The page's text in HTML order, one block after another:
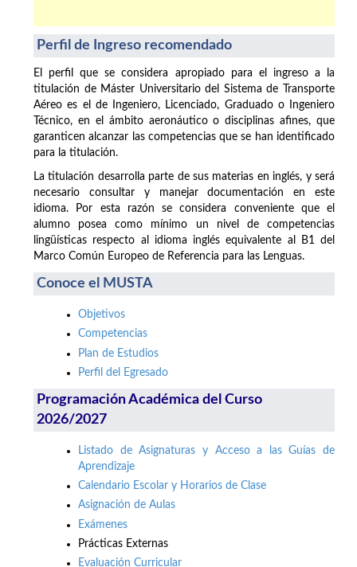
Perfil de Ingreso recomendado
El perfil que se considera apropiado para el ingreso a la
titulación de Máster Universitario del Sistema de Transporte
Aéreo es el de Ingeniero, Licenciado, Graduado o Ingeniero
Técnico, en el ámbito aeronáutico o disciplinas afines, que
garanticen alcanzar las competencias que se han identificado
para la titulación.
La titulación desarrolla parte de sus materias en inglés, y será
necesario consultar y manejar documentación en este
idioma. Por esta razón se considera conveniente que el
alumno posea como mínimo un nivel de competencias
lingüísticas respecto al idioma inglés equivalente al B1 del
Marco Común Europeo de Referencia para las Lenguas.
Conoce el MUSTA
Objetivos
Competencias
Plan de Estudios
Perfil del Egresado
Programación Académica del Curso
2026/2027
Listado de Asignaturas y Acceso a las Guías de
Aprendizaje
Calendario Escolar y Horarios de Clase
Asignación de Aulas
Exámenes
Prácticas Externas
Evaluación Curricular